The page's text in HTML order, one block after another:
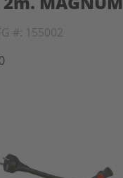
#: 155002